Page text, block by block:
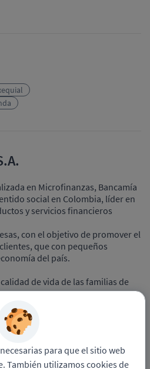
en Microfinanzas, Bancamía
social en Colombia, líder en
y servicios financieros
con el objetivo de promover el
que con pequeños
del país.
de vida de las familias de
productivo de los
económica, a través de la
para que el sitio web
También utilizamos cookies de